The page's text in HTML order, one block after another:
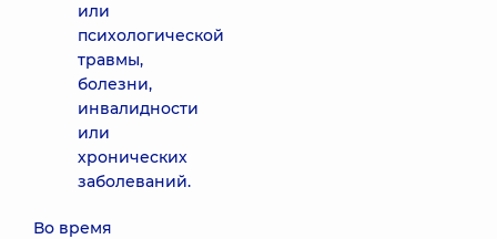
или
психологической
травмы,
болезни,
инвалидности
или
хронических
заболеваний.
Во время